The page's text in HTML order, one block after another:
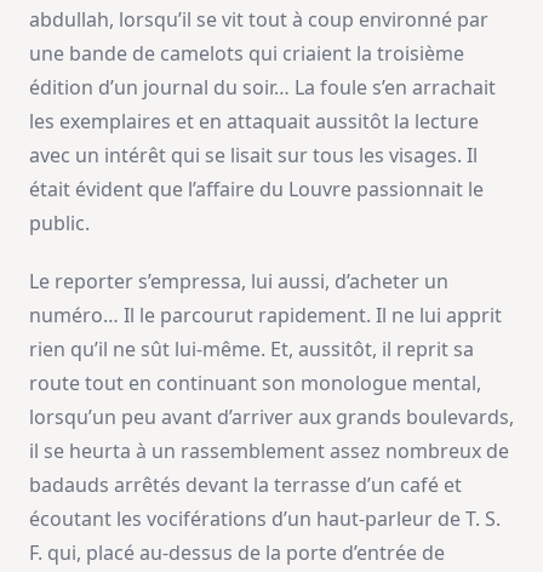
abdullah, lorsqu’il se vit tout à coup environné par
une bande de camelots qui criaient la troisième
édition d’un journal du soir… La foule s’en arrachait
les exemplaires et en attaquait aussitôt la lecture
avec un intérêt qui se lisait sur tous les visages. Il
était évident que l’affaire du Louvre passionnait le
public.
Le reporter s’empressa, lui aussi, d’acheter un
numéro… Il le parcourut rapidement. Il ne lui apprit
rien qu’il ne sût lui-même. Et, aussitôt, il reprit sa
route tout en continuant son monologue mental,
lorsqu’un peu avant d’arriver aux grands boulevards,
il se heurta à un rassemblement assez nombreux de
badauds arrêtés devant la terrasse d’un café et
écoutant les vociférations d’un haut-parleur de T. S.
F. qui, placé au-dessus de la porte d’entrée de